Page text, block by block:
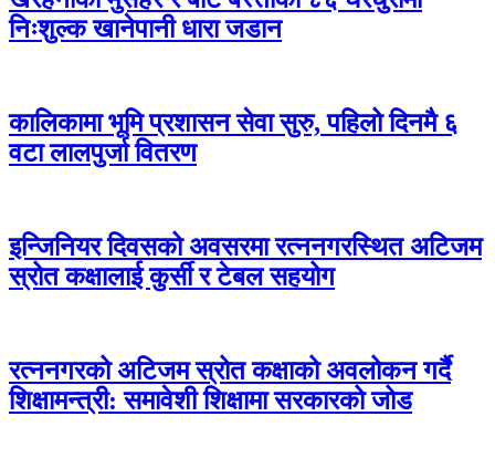
निःशुल्क खानेपानी धारा जडान
कालिकामा भूमि प्रशासन सेवा सुरु, पहिलो दिनमै ६
वटा लालपुर्जा वितरण
इन्जिनियर दिवसको अवसरमा रत्ननगरस्थित अटिजम
स्रोत कक्षालाई कुर्सी र टेबल सहयोग
रत्ननगरको अटिजम स्रोत कक्षाको अवलोकन गर्दै
शिक्षामन्त्री: समावेशी शिक्षामा सरकारको जोड